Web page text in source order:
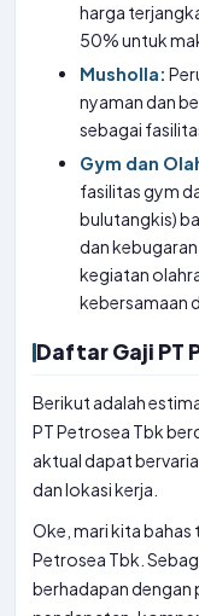
harga
50% untuk
Musholla:
nyaman dan
sebagai
Gym dan
fasilitas gym
bulutangkis)
dan
kegiatan
kebersamaan
Daftar Gaji PT
Berikut adalah
PT Petrosea Tbk
aktual dapat
dan lokasi kerja.
Oke, mari kita bahas
Petrosea Tbk.
berhadapan dengan